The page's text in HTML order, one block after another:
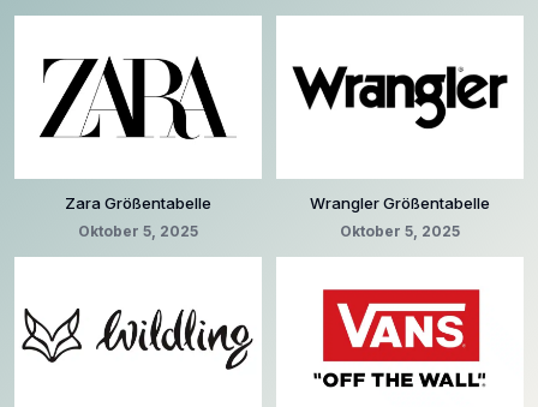
Zara Größentabelle
Oktober 5, 2025
Wrangler Größentabelle
Oktober 5, 2025